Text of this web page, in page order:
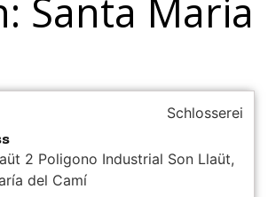
Santa Maria
Schlosserei
2 Poligono Industrial Son Llaüt,
del Camí